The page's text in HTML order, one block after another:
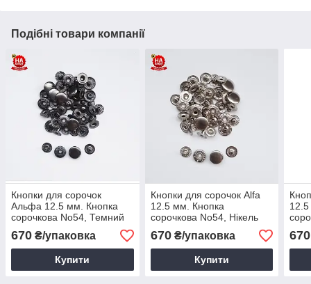
Подібні товари компанії
Кнопки для сорочок
Альфа 12.5 мм. Кнопка
сорочкова No54, Темний
670 ₴/упаковка
Купити
Кнопки для сорочок Alfa
12.5 мм. Кнопка
сорочкова No54, Нікель
670₴/упаковка
Купити
670